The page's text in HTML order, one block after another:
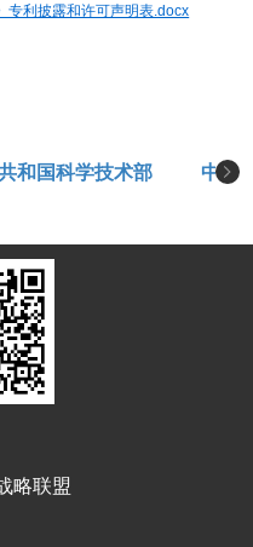
专利披露和许可声明表.docx
和国科学技术部 中华
略联盟